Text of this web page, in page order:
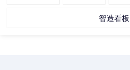
智造看板